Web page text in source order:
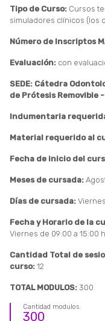
Tipo de Curso: Cursos
simuladores clínicos (los
Número de Inscriptos
Evaluación: con
SEDE: Cátedra
de Prótesis Removible
Indumentaria
Material requerido al
Fecha de inicio del
Meses de cursada:
Días de cursada: Viernes
Fecha y Horario de la
Viernes de 09:00 a 15:00
Cantidad Total de
curso: 12
TOTAL MODULOS: 300
Cantidad modulos
300